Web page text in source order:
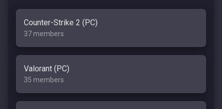
Counter-Strike 2 (PC)
37 members
Valorant (PC)
35 members